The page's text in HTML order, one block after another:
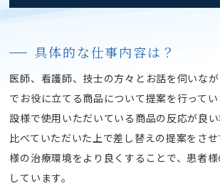
具体的な仕事内容は？
医師、看護師、技士の方々とお話を伺いな
でお役に立てる商品について提案を行って
設様で使用いただいている商品の反応が良
比べていただいた上で差し替えの提案をさ
様の治療環境をより良くすることで、患者
しています。